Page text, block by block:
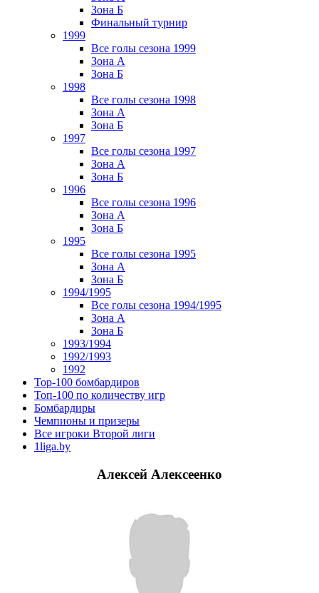
Зона Б
Финальный турнир
1999
Все голы сезона 1999
Зона А
Зона Б
1998
Все голы сезона 1998
Зона А
Зона Б
1997
Все голы сезона 1997
Зона А
Зона Б
1996
Все голы сезона 1996
Зона А
Зона Б
1995
Все голы сезона 1995
Зона А
Зона Б
1994/1995
Все голы сезона 1994/1995
Зона А
Зона Б
1993/1994
1992/1993
1992
Top-100 бомбардиров
Топ-100 по количеству игр
Бомбардиры
Чемпионы и призеры
Все игроки Второй лиги
1liga.by
Алексей Алексеенко